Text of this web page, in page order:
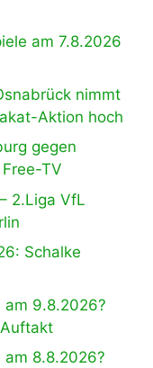
am 7.8.2026
nimmt
Aktion hoch
gegen
TV
2.Liga VfL
Schalke
am 9.8.2026?
am 8.8.2026?